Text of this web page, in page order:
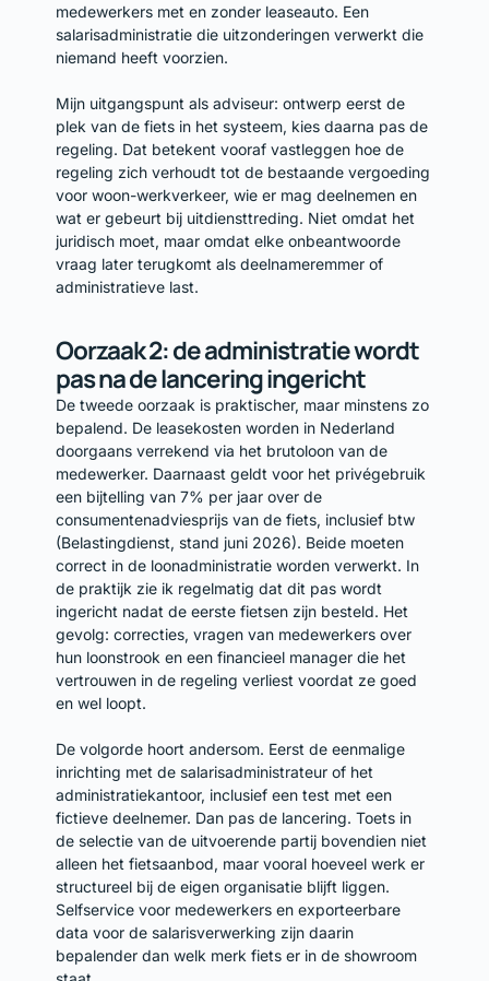
medewerkers met en zonder leaseauto. Een
salarisadministratie die uitzonderingen verwerkt die
niemand heeft voorzien.
Mijn uitgangspunt als adviseur: ontwerp eerst de
plek van de fiets in het systeem, kies daarna pas de
regeling. Dat betekent vooraf vastleggen hoe de
regeling zich verhoudt tot de bestaande vergoeding
voor woon-werkverkeer, wie er mag deelnemen en
wat er gebeurt bij uitdiensttreding. Niet omdat het
juridisch moet, maar omdat elke onbeantwoorde
vraag later terugkomt als deelnameremmer of
administratieve last.
Oorzaak 2: de administratie wordt
pas na de lancering ingericht
De tweede oorzaak is praktischer, maar minstens zo
bepalend. De leasekosten worden in Nederland
doorgaans verrekend via het brutoloon van de
medewerker. Daarnaast geldt voor het privégebruik
een bijtelling van 7% per jaar over de
consumentenadviesprijs van de fiets, inclusief btw
(Belastingdienst, stand juni 2026). Beide moeten
correct in de loonadministratie worden verwerkt. In
de praktijk zie ik regelmatig dat dit pas wordt
ingericht nadat de eerste fietsen zijn besteld. Het
gevolg: correcties, vragen van medewerkers over
hun loonstrook en een financieel manager die het
vertrouwen in de regeling verliest voordat ze goed
en wel loopt.
De volgorde hoort andersom. Eerst de eenmalige
inrichting met de salarisadministrateur of het
administratiekantoor, inclusief een test met een
fictieve deelnemer. Dan pas de lancering. Toets in
de selectie van de uitvoerende partij bovendien niet
alleen het fietsaanbod, maar vooral hoeveel werk er
structureel bij de eigen organisatie blijft liggen.
Selfservice voor medewerkers en exporteerbare
data voor de salarisverwerking zijn daarin
bepalender dan welk merk fiets er in de showroom